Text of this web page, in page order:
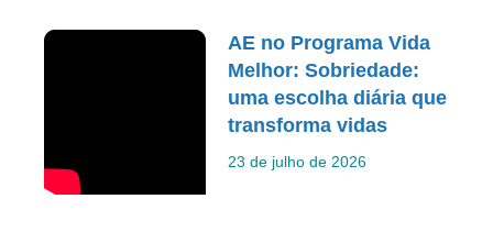
AE no Programa Vida
Melhor: Sobriedade:
uma escolha diária que
transforma vidas
23 de julho de 2026